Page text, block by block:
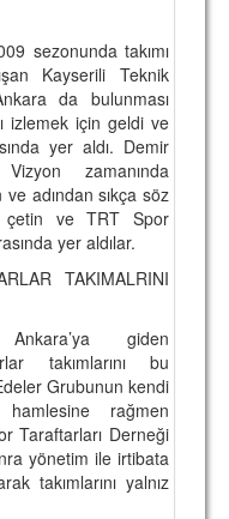
sezonunda takımı
Kayserili Teknik
da bulunması
izlemek için geldi ve
yer aldı. Demir
zamanında
adından sıkça söz
çetin ve TRT Spor
yer aldılar.
TAKIMALRINI
giden
takımlarını bu
Grubunun kendi
rağmen
Taraftarları Derneği
yönetim ile irtibata
takımlarını yalnız